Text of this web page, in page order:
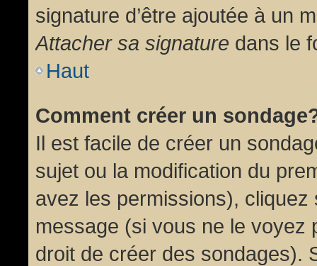
signature d’être ajoutée à un
Attacher sa signature dans le
Haut
Comment créer un
Il est facile de créer un
sujet ou la modification du
avez les permissions), cliquez
message (si vous ne le voyez
droit de créer des sondages).